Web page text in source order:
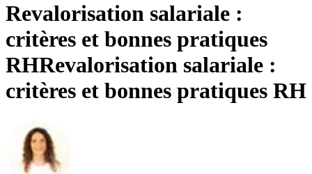
Revalorisation salariale :
critères et bonnes pratiques
RHRevalorisation salariale :
critères et bonnes pratiques RH